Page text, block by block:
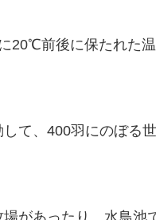
20℃前後に保たれた
て、400羽にのぼる